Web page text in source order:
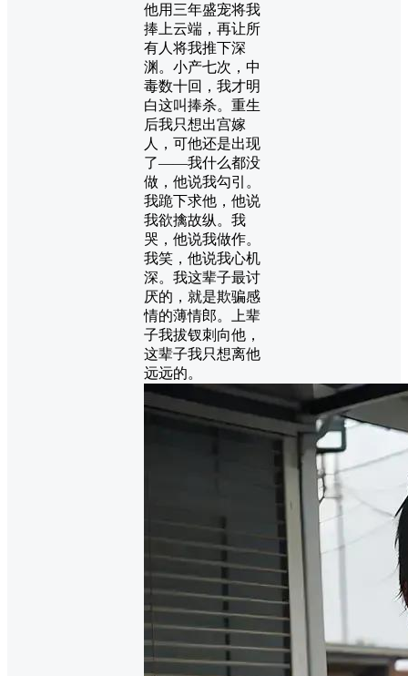
他用三年盛宠将我
捧上云端，再让所
有人将我推下深
渊。小产七次，中
毒数十回，我才明
白这叫捧杀。重生
后我只想出宫嫁
人，可他还是出现
了——我什么都没
做，他说我勾引。
我跪下求他，他说
我欲擒故纵。我
哭，他说我做作。
我笑，他说我心机
深。我这辈子最讨
厌的，就是欺骗感
情的薄情郎。上辈
子我拔钗刺向他，
这辈子我只想离他
远远的。